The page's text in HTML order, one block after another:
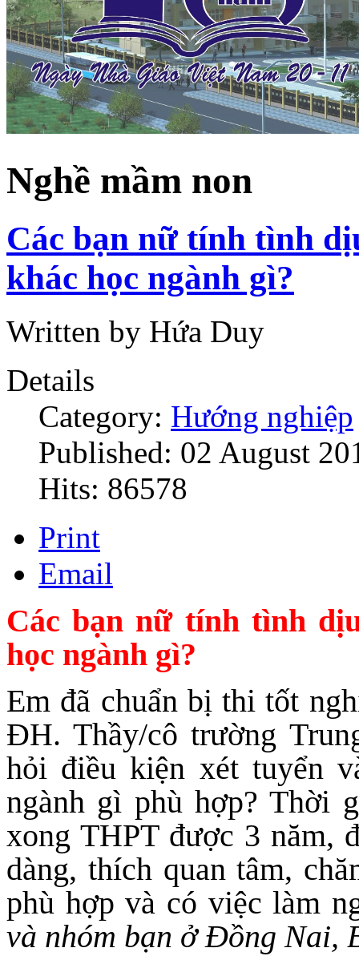
Nghề mầm non
Các bạn nữ tính tình
khác học ngành gì?
Written by Hứa Duy
Details
Category: Hướng nghiệp
Published: 02 August
Hits: 86578
Print
Email
Các bạn nữ tính tình
học ngành gì?
Em đã chuẩn bị thi tốt
ĐH. Thầy/cô trường
hỏi điều kiện xét tuyển
ngành gì phù hợp? Thời
xong THPT được 3 năm,
dàng, thích quan tâm,
phù hợp và có việc làm
và nhóm bạn ở Đồng Nai,